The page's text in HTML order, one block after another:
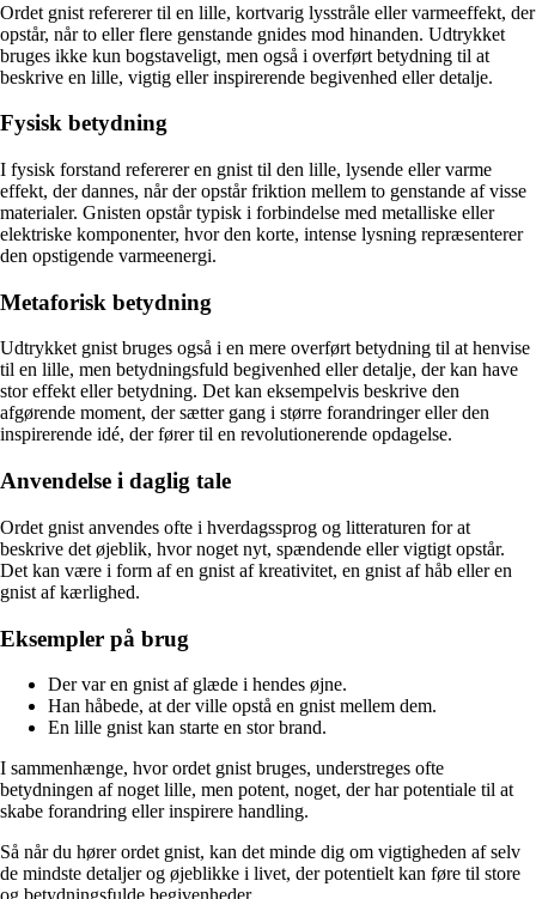
Ordet gnist refererer til en lille, kortvarig lysstråle eller varmeeffekt, der
opstår, når to eller flere genstande gnides mod hinanden. Udtrykket
bruges ikke kun bogstaveligt, men også i overført betydning til at
beskrive en lille, vigtig eller inspirerende begivenhed eller detalje.
Fysisk betydning
I fysisk forstand refererer en gnist til den lille, lysende eller varme
effekt, der dannes, når der opstår friktion mellem to genstande af visse
materialer. Gnisten opstår typisk i forbindelse med metalliske eller
elektriske komponenter, hvor den korte, intense lysning repræsenterer
den opstigende varmeenergi.
Metaforisk betydning
Udtrykket gnist bruges også i en mere overført betydning til at henvise
til en lille, men betydningsfuld begivenhed eller detalje, der kan have
stor effekt eller betydning. Det kan eksempelvis beskrive den
afgørende moment, der sætter gang i større forandringer eller den
inspirerende idé, der fører til en revolutionerende opdagelse.
Anvendelse i daglig tale
Ordet gnist anvendes ofte i hverdagssprog og litteraturen for at
beskrive det øjeblik, hvor noget nyt, spændende eller vigtigt opstår.
Det kan være i form af en gnist af kreativitet, en gnist af håb eller en
gnist af kærlighed.
Eksempler på brug
Der var en gnist af glæde i hendes øjne.
Han håbede, at der ville opstå en gnist mellem dem.
En lille gnist kan starte en stor brand.
I sammenhænge, hvor ordet gnist bruges, understreges ofte
betydningen af noget lille, men potent, noget, der har potentiale til at
skabe forandring eller inspirere handling.
Så når du hører ordet gnist, kan det minde dig om vigtigheden af selv
de mindste detaljer og øjeblikke i livet, der potentielt kan føre til store